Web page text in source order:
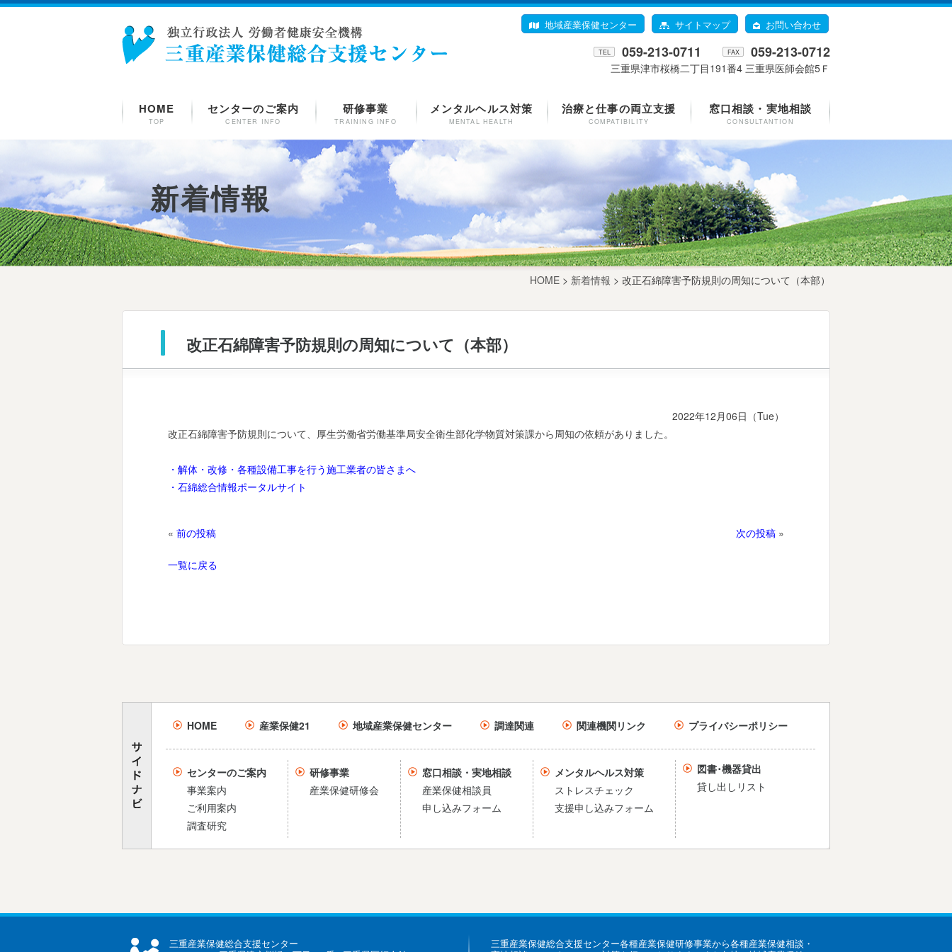
地域産業保健センター サイトマップ お問い合わせ
TEL 059-213-0711 FAX 059-213-0712
三重県津市桜橋二丁目191番4 三重県医師会館5Ｆ
HOME
TOP
センターのご案内
CENTER INFO
研修事業
TRAINING INFO
メンタルヘルス対策
MENTAL HEALTH
治療と仕事の両立支援
COMPATIBILITY
窓口相談・実地相談
CONSULTANTION
新着情報
HOME > 新着情報 > 改正石綿障害予防規則の周知について（本部）
改正石綿障害予防規則の周知について（本部）
2022年12月06日（Tue）
改正石綿障害予防規則について、厚生労働省労働基準局安全衛生部化学物質対策課から周知の依頼がありました。
・解体・改修・各種設備工事を行う施工業者の皆さまへ
・石綿総合情報ポータルサイト
« 前の投稿 次の投稿 »
一覧に戻る
HOME 産業保健21 地域産業保健センター 調達関連 関連機関リンク プライバシーポリシー
センターのご案内
事業案内
ご利用案内
調査研究
研修事業
産業保健研修会
窓口相談・実地相談
産業保健相談員
申し込みフォーム
メンタルヘルス対策
ストレスチェック
支援申し込みフォーム
図書･機器貸出
貸し出しリスト
三重産業保健総合支援センター
三重産業保健総合支援センター各種産業保健研修事業から各種産業保健相談・